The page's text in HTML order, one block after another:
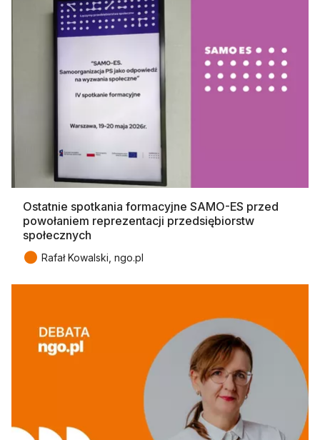
Ostatnie spotkania formacyjne SAMO-ES przed
powołaniem reprezentacji przedsiębiorstw
społecznych
● Rafał Kowalski, ngo.pl